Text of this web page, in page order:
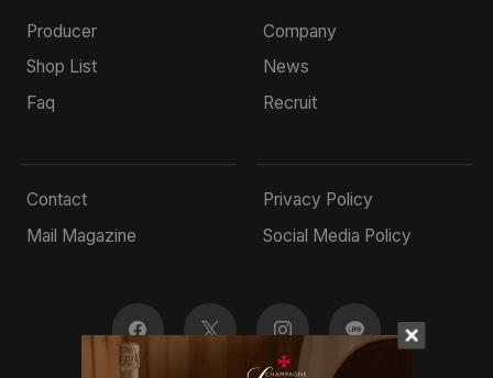
Producer
Shop List
Faq
Company
News
Recruit
Contact
Mail Magazine
Privacy Policy
Social Media Policy